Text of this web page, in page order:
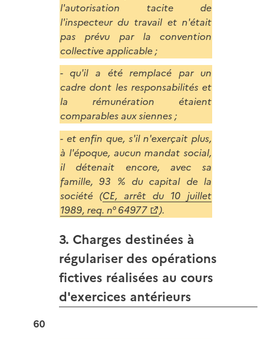
l'autorisation tacite de
l'inspecteur du travail et n'était
pas prévu par la convention
collective applicable ;
- qu'il a été remplacé par un
cadre dont les responsabilités et
la rémunération étaient
comparables aux siennes ;
- et enfin que, s'il n'exerçait plus,
à l'époque, aucun mandat social,
il détenait encore, avec sa
famille, 93 % du capital de la
société (CE, arrêt du 10 juillet
1989, req. n° 64977
).
3. Charges destinées à
régulariser des opérations
fictives réalisées au cours
d'exercices antérieurs
60